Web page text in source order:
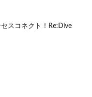
スコネクト！Re:Dive